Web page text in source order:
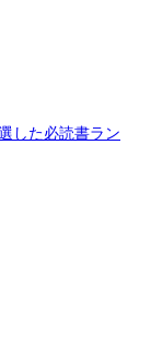
した必読書ラン